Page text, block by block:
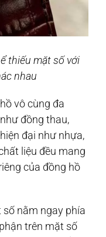
thiếu mặt số với
nhau
vô cùng đa
đồng thau,
đại như nhựa,
liệu đều mang
của đồng hồ
nằm ngay phía
trên mặt số